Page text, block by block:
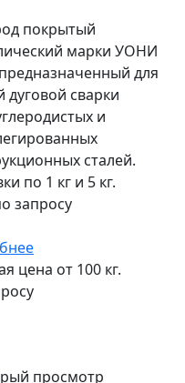
покрытый
марки УОНИ
для
дуговой сварки
и
сталей.
по 1 кг и 5 кг.
запросу
цена от 100 кг.
просмотр